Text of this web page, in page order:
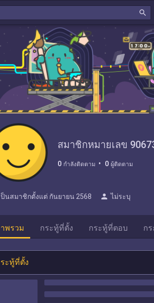
search
สมาชิกหมายเลข
0 กำลังติดตาม 0 ผู้ติดตาม
ป็นสมาชิกตั้งแต่ กันยายน 2568 person ไม่ระบุ
พรวม กระทู้ที่ตั้ง กระทู้ที่ตอบ ก
ะทู้ที่ตั้ง